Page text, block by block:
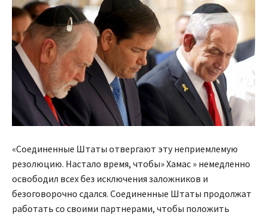
«Соединенные Штаты отвергают эту неприемлемую
резолюцию. Настало время, чтобы» Хамас » немедленно
освободил всех без исключения заложников и
безоговорочно сдался. Соединенные Штаты продолжат
работать со своими партнерами, чтобы положить